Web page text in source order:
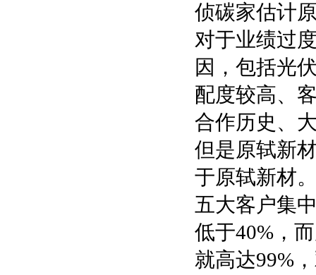
侦碳家估计
对于业绩过
因，包括光
配度较高、
合作历史、
但是原轼新
于原轼新材
五大客户集
低于40%，
就高达99%